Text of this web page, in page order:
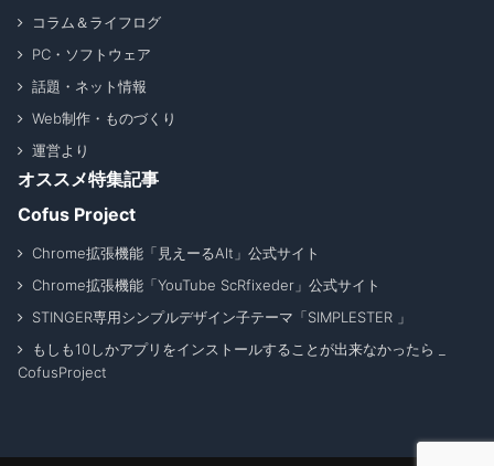
コラム＆ライフログ
PC・ソフトウェア
話題・ネット情報
Web制作・ものづくり
運営より
オススメ特集記事
Cofus Project
Chrome拡張機能「見えーるAlt」公式サイト
Chrome拡張機能「YouTube ScRfixeder」公式サイト
STINGER専用シンプルデザイン子テーマ「SIMPLESTER 」
もしも10しかアプリをインストールすることが出来なかったら _
CofusProject